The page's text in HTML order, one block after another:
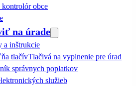
obce
na úrade
a inštrukcie
tlačívTlačivá na vyplnenie pre úrad
správnych poplatkov
služieb